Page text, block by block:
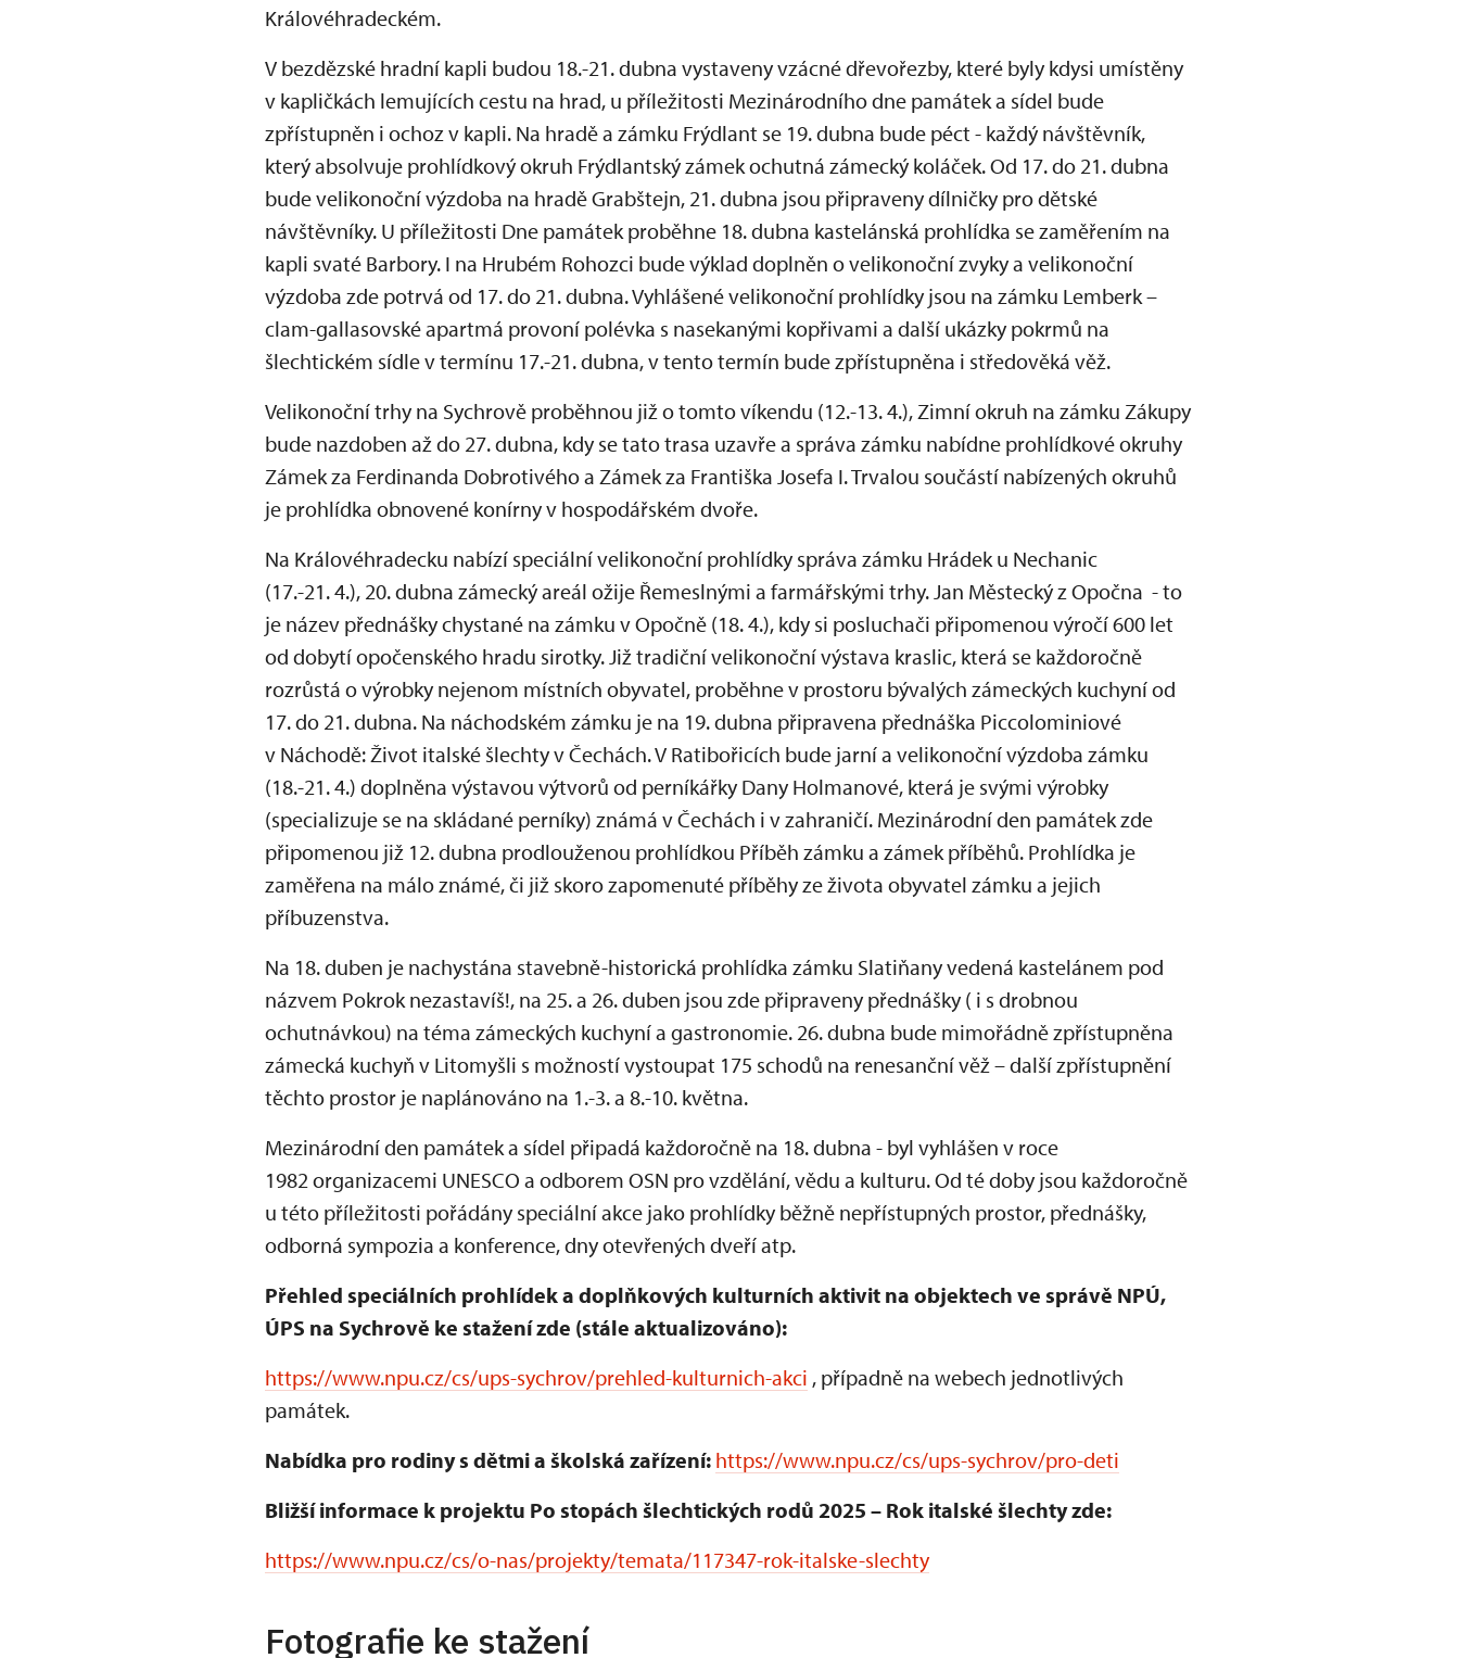
Královéhradeckém.
V bezdězské hradní kapli budou 18.-21. dubna vystaveny vzácné dřevořezby, které byly kdysi umístěny
v kapličkách lemujících cestu na hrad, u příležitosti Mezinárodního dne památek a sídel bude
zpřístupněn i ochoz v kapli. Na hradě a zámku Frýdlant se 19. dubna bude péct - každý návštěvník,
který absolvuje prohlídkový okruh Frýdlantský zámek ochutná zámecký koláček. Od 17. do 21. dubna
bude velikonoční výzdoba na hradě Grabštejn, 21. dubna jsou připraveny dílničky pro dětské
návštěvníky. U příležitosti Dne památek proběhne 18. dubna kastelánská prohlídka se zaměřením na
kapli svaté Barbory. I na Hrubém Rohozci bude výklad doplněn o velikonoční zvyky a velikonoční
výzdoba zde potrvá od 17. do 21. dubna. Vyhlášené velikonoční prohlídky jsou na zámku Lemberk –
clam-gallasovské apartmá provoní polévka s nasekanými kopřivami a další ukázky pokrmů na
šlechtickém sídle v termínu 17.-21. dubna, v tento termín bude zpřístupněna i středověká věž.
Velikonoční trhy na Sychrově proběhnou již o tomto víkendu (12.-13. 4.), Zimní okruh na zámku Zákupy
bude nazdoben až do 27. dubna, kdy se tato trasa uzavře a správa zámku nabídne prohlídkové okruhy
Zámek za Ferdinanda Dobrotivého a Zámek za Františka Josefa I. Trvalou součástí nabízených okruhů
je prohlídka obnovené konírny v hospodářském dvoře.
Na Královéhradecku nabízí speciální velikonoční prohlídky správa zámku Hrádek u Nechanic
(17.-21. 4.), 20. dubna zámecký areál ožije Řemeslnými a farmářskými trhy. Jan Městecký z Opočna - to
je název přednášky chystané na zámku v Opočně (18. 4.), kdy si posluchači připomenou výročí 600 let
od dobytí opočenského hradu sirotky. Již tradiční velikonoční výstava kraslic, která se každoročně
rozrůstá o výrobky nejenom místních obyvatel, proběhne v prostoru bývalých zámeckých kuchyní od
17. do 21. dubna. Na náchodském zámku je na 19. dubna připravena přednáška Piccolominiové
v Náchodě: Život italské šlechty v Čechách. V Ratibořicích bude jarní a velikonoční výzdoba zámku
(18.-21. 4.) doplněna výstavou výtvorů od perníkářky Dany Holmanové, která je svými výrobky
(specializuje se na skládané perníky) známá v Čechách i v zahraničí. Mezinárodní den památek zde
připomenou již 12. dubna prodlouženou prohlídkou Příběh zámku a zámek příběhů. Prohlídka je
zaměřena na málo známé, či již skoro zapomenuté příběhy ze života obyvatel zámku a jejich
příbuzenstva.
Na 18. duben je nachystána stavebně-historická prohlídka zámku Slatiňany vedená kastelánem pod
názvem Pokrok nezastavíš!, na 25. a 26. duben jsou zde připraveny přednášky ( i s drobnou
ochutnávkou) na téma zámeckých kuchyní a gastronomie. 26. dubna bude mimořádně zpřístupněna
zámecká kuchyň v Litomyšli s možností vystoupat 175 schodů na renesanční věž – další zpřístupnění
těchto prostor je naplánováno na 1.-3. a 8.-10. května.
Mezinárodní den památek a sídel připadá každoročně na 18. dubna - byl vyhlášen v roce
1982 organizacemi UNESCO a odborem OSN pro vzdělání, vědu a kulturu. Od té doby jsou každoročně
u této příležitosti pořádány speciální akce jako prohlídky běžně nepřístupných prostor, přednášky,
odborná sympozia a konference, dny otevřených dveří atp.
Přehled speciálních prohlídek a doplňkových kulturních aktivit na objektech ve správě NPÚ,
ÚPS na Sychrově ke stažení zde (stále aktualizováno):
https://www.npu.cz/cs/ups-sychrov/prehled-kulturnich-akci , případně na webech jednotlivých
památek.
Nabídka pro rodiny s dětmi a školská zařízení: https://www.npu.cz/cs/ups-sychrov/pro-deti
Bližší informace k projektu Po stopách šlechtických rodů 2025 – Rok italské šlechty zde:
https://www.npu.cz/cs/o-nas/projekty/temata/117347-rok-italske-slechty
Fotografie ke stažení